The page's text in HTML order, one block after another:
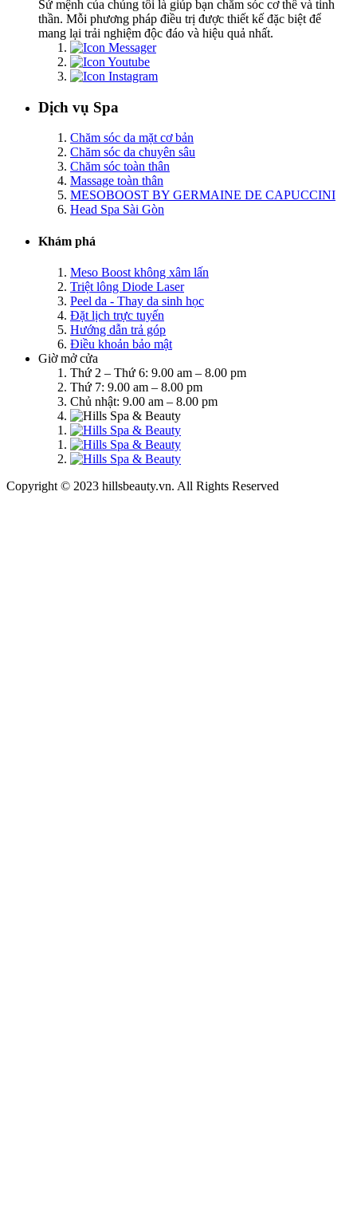
Sứ mệnh của chúng tôi là giúp bạn chăm sóc cơ thể và tinh
thần. Mỗi phương pháp điều trị được thiết kế đặc biệt để
mang lại trải nghiệm độc đáo và hiệu quả nhất.
Dịch vụ Spa
Chăm sóc da mặt cơ bản
Chăm sóc da chuyên sâu
Chăm sóc toàn thân
Massage toàn thân
MESOBOOST BY GERMAINE DE CAPUCCINI
Head Spa Sài Gòn
Khám phá
Meso Boost không xâm lấn
Triệt lông Diode Laser
Peel da - Thay da sinh học
Đặt lịch trực tuyến
Hướng dẫn trả góp
Điều khoản bảo mật
Giờ mở cửa
Thứ 2 – Thứ 6: 9.00 am – 8.00 pm
Thứ 7: 9.00 am – 8.00 pm
Chủ nhật: 9.00 am – 8.00 pm
Copyright © 2023 hillsbeauty.vn. All Rights Reserved